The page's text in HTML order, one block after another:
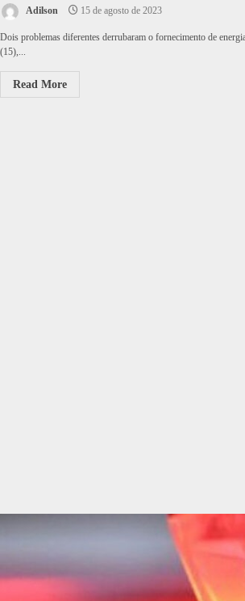
Adilson 15 de agosto de 2023
Dois problemas diferentes derrubaram o fornecimento de
(15),...
Read More